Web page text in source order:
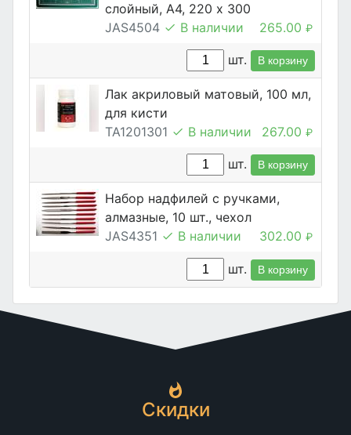
слойный, А4, 220 х 300
JAS4504
В наличии 265.00 ₽
шт. В корзину
Лак акриловый матовый, 100 мл,
для кисти
TA1201301
В наличии 267.00 ₽
шт. В корзину
Набор надфилей с ручками,
алмазные, 10 шт., чехол
JAS4351
В наличии 302.00 ₽
шт. В корзину
Скидки